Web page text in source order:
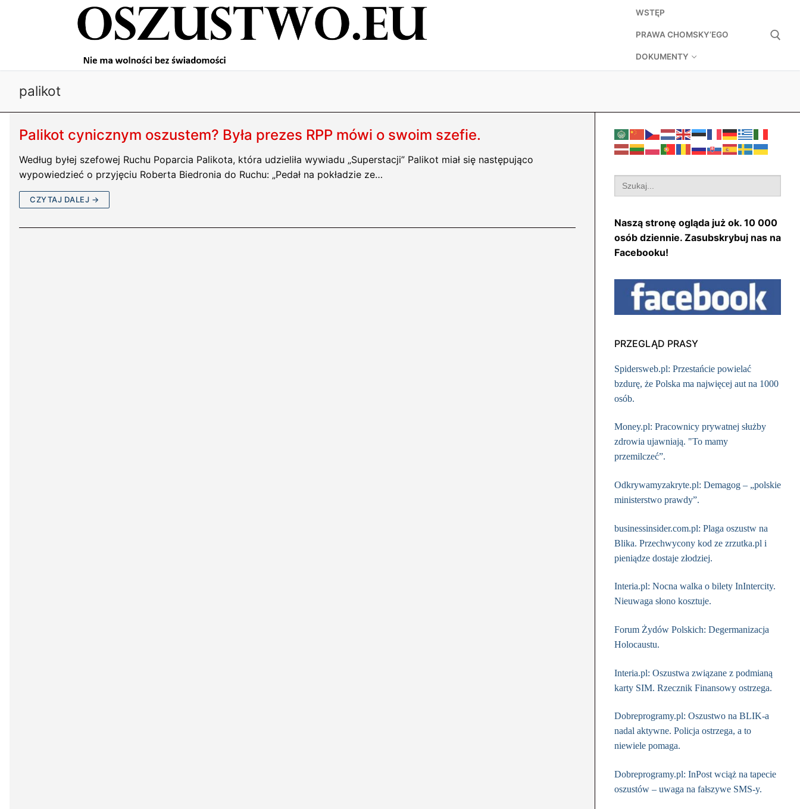
WSTĘP
PRAWA CHOMSKY’EGO
DOKUMENTY
palikot
Palikot cynicznym oszustem? Była prezes RPP mówi o swoim szefie.
Według byłej szefowej Ruchu Poparcia Palikota, która udzieliła wywiadu „Superstacji” Palikot miał się następująco
wypowiedzieć o przyjęciu Roberta Biedronia do Ruchu: „Pedał na pokładzie ze…
CZYTAJ DALEJ →
Search
for:
Naszą stronę ogląda już ok. 10 000
osób dziennie. Zasubskrybuj nas na
Facebooku!
PRZEGLĄD PRASY
Spidersweb.pl: Przestańcie powielać
bzdurę, że Polska ma najwięcej aut na 1000
osób.
Money.pl: Pracownicy prywatnej służby
zdrowia ujawniają. "To mamy
przemilczeć”.
Odkrywamyzakryte.pl: Demagog – „polskie
ministerstwo prawdy”.
businessinsider.com.pl: Plaga oszustw na
Blika. Przechwycony kod ze zrzutka.pl i
pieniądze dostaje złodziej.
Interia.pl: Nocna walka o bilety InIntercity.
Nieuwaga słono kosztuje.
Forum Żydów Polskich: Degermanizacja
Holocaustu.
Interia.pl: Oszustwa związane z podmianą
karty SIM. Rzecznik Finansowy ostrzega.
Dobreprogramy.pl: Oszustwo na BLIK-a
nadal aktywne. Policja ostrzega, a to
niewiele pomaga.
Dobreprogramy.pl: InPost wciąż na tapecie
oszustów – uwaga na fałszywe SMS-y.